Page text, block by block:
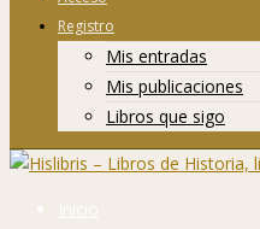
Registro
Mis entradas
Mis publicaciones
Libros que sigo
Inicio